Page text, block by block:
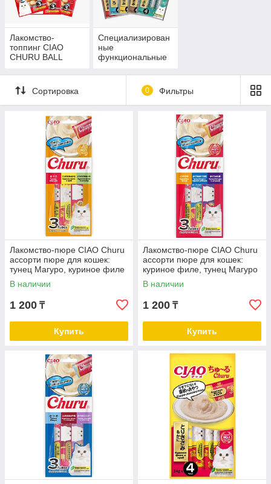
Лакомство-
топпинг CIAO
CHURU BALL
Специализирован
ные
функциональные
CIAO CHURU
Сортировка
0 Фильтры
Лакомство-пюре CIAO Churu
ассорти пюре для кошек:
тунец Магуро, куриное филе
и краб, куриное филе и
кальмар 14г * 3шт
В наличии
1 200 ₸
Купить
Лакомство-пюре CIAO Churu
ассорти пюре для кошек:
куриное филе, тунец Магуро
и морской гребешок, тунец
Магуро и устрица 14г
В наличии
1 200 ₸
Купить